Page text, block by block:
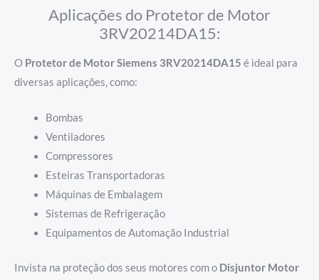
Aplicações do Protetor de Motor
3RV20214DA15:
O Protetor de Motor Siemens 3RV20214DA15 é ideal para
diversas aplicações, como:
Bombas
Ventiladores
Compressores
Esteiras Transportadoras
Máquinas de Embalagem
Sistemas de Refrigeração
Equipamentos de Automação Industrial
Invista na proteção dos seus motores com o Disjuntor Motor